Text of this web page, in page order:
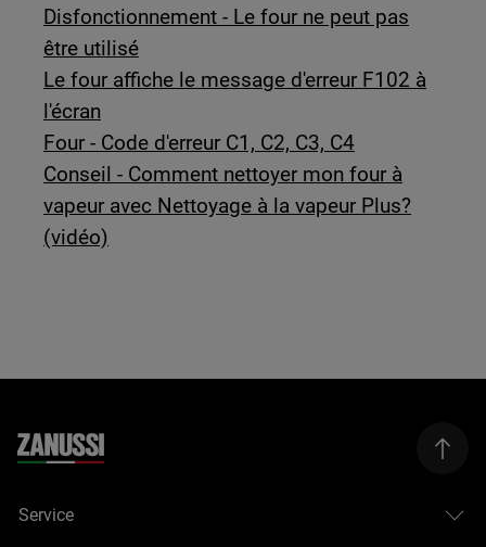
Disfonctionnement - Le four ne peut pas
être utilisé
Le four affiche le message d'erreur F102 à
l'écran
Four - Code d'erreur C1, C2, C3, C4
Conseil - Comment nettoyer mon four à
vapeur avec Nettoyage à la vapeur Plus?
(vidéo)
Service